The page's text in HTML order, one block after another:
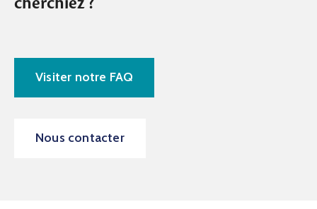
Visiter notre FAQ
Nous contacter